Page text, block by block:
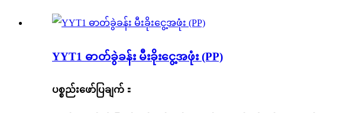
YYT1 ဓာတ်ခွဲခန်း မီးခိုးငွေ့အဖုံး (PP)
ပစ္စည်းဖော်ပြချက် ：